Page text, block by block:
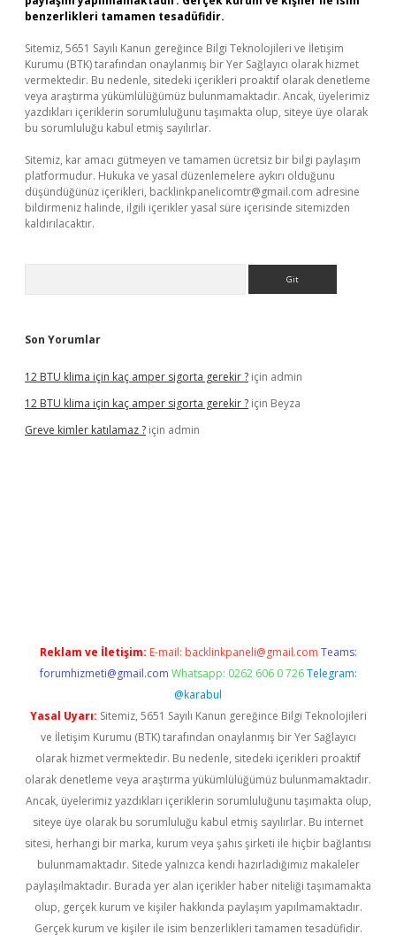
benzerlikleri tamamen tesadüfidir.
Sitemiz, 5651 Sayılı Kanun gereğince Bilgi Teknolojileri ve İletişim
Kurumu (BTK) tarafından onaylanmış bir Yer Sağlayıcı olarak hizmet
vermektedir. Bu nedenle, sitedeki içerikleri proaktif olarak denetleme
veya araştırma yükümlülüğümüz bulunmamaktadır. Ancak, üyelerimiz
yazdıkları içeriklerin sorumluluğunu taşımakta olup, siteye üye olarak
bu sorumluluğu kabul etmiş sayılırlar.
Sitemiz, kar amacı gütmeyen ve tamamen ücretsiz bir bilgi paylaşım
platformudur. Hukuka ve yasal düzenlemelere aykırı olduğunu
düşündüğünüz içerikleri, backlinkpanelicomtr@gmail.com adresine
bildirmeniz halinde, ilgili içerikler yasal süre içerisinde sitemizden
kaldırılacaktır.
Son Yorumlar
12 BTU klima için kaç amper sigorta gerekir ? için admin
12 BTU klima için kaç amper sigorta gerekir ? için Beyza
Greve kimler katılamaz ? için admin
Reklam ve İletişim: E-mail: backlinkpaneli@gmail.com Teams:
forumhizmeti@gmail.com Whatsapp: 0262 606 0 726 Telegram:
@karabul
Yasal Uyarı: Sitemiz, 5651 Sayılı Kanun gereğince Bilgi Teknolojileri
ve İletişim Kurumu (BTK) tarafından onaylanmış bir Yer Sağlayıcı
olarak hizmet vermektedir. Bu nedenle, sitedeki içerikleri proaktif
olarak denetleme veya araştırma yükümlülüğümüz bulunmamaktadır.
Ancak, üyelerimiz yazdıkları içeriklerin sorumluluğunu taşımakta olup,
siteye üye olarak bu sorumluluğu kabul etmiş sayılırlar. Bu internet
sitesi, herhangi bir marka, kurum veya şahıs şirketi ile hiçbir bağlantısı
bulunmamaktadır. Sitede yalnızca kendi hazırladığımız makaleler
paylaşılmaktadır. Burada yer alan içerikler haber niteliği taşımamakta
olup, gerçek kurum ve kişiler hakkında paylaşım yapılmamaktadır.
Gerçek kurum ve kişiler ile isim benzerlikleri tamamen tesadüfidir.